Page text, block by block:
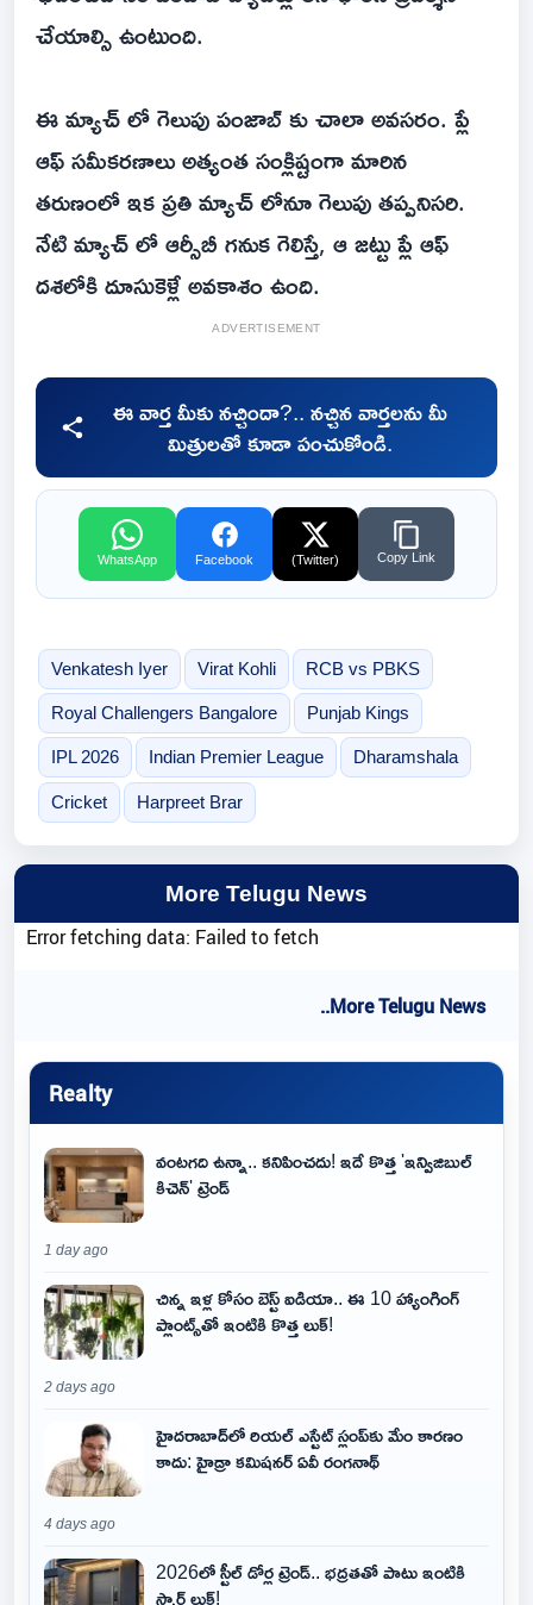
చేయాల్సి ఉంటుంది.
ఈ మ్యాచ్ లో గెలుపు పంజాబ్ కు చాలా అవసరం. ప్లే
ఆఫ్ సమీకరణాలు అత్యంత సంక్లిష్టంగా మారిన
తరుణంలో ఇక ప్రతి మ్యాచ్ లోనూ గెలుపు తప్పనిసరి.
నేటి మ్యాచ్ లో ఆర్సీబీ గనుక గెలిస్తే, ఆ జట్టు ప్లే ఆఫ్
దశలోకి దూసుకెళ్లే అవకాశం ఉంది.
ADVERTISEMENT
ఈ వార్త మీకు నచ్చిందా?.. నచ్చిన వార్తలను మీ
మిత్రులతో కూడా పంచుకోండి.
WhatsApp Facebook (Twitter) Copy Link
Venkatesh Iyer Virat Kohli RCB vs PBKS
Royal Challengers Bangalore Punjab Kings
IPL 2026 Indian Premier League Dharamshala
Cricket Harpreet Brar
More Telugu News
Error fetching data: Failed to fetch
..More Telugu News
Realty
వంటగది ఉన్నా.. కనిపించదు! ఇదే కొత్త 'ఇన్విజిబుల్
కిచెన్' ట్రెండ్
1 day ago
చిన్న ఇళ్ల కోసం బెస్ట్ ఐడియా.. ఈ 10 హ్యాంగింగ్
ప్లాంట్స్‌తో ఇంటికి కొత్త లుక్!
2 days ago
హైదరాబాద్‌లో రియల్ ఎస్టేట్ స్లంప్‌కు మేం కారణం
కాదు: హైడ్రా కమిషనర్ ఏవీ రంగనాథ్
4 days ago
2026లో స్టీల్ డోర్ల ట్రెండ్.. భద్రతతో పాటు ఇంటికి